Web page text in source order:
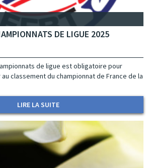
DE LIGUE 2025
de ligue est obligatoire pour
classement du championnat de France de la
LIRE LA SUITE